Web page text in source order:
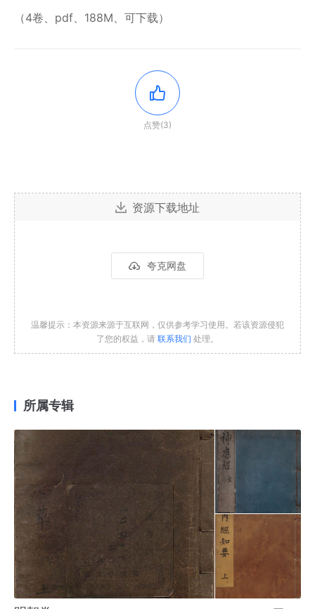
（4卷、pdf、188M、可下载）
点赞(3)
资源下载地址
夸克网盘
温馨提示：本资源来源于互联网，仅供参考学习使用。若该资源侵犯
了您的权益，请 联系我们 处理。
所属专辑